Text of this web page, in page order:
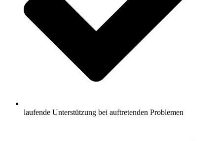
laufende Unterstützung bei auftretenden Problemen